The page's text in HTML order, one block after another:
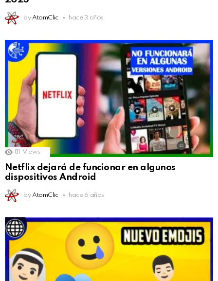
by AtomClic hace 3 años
81 Views
Netflix dejará de funcionar en algunos
dispositivos Android
by AtomClic hace 6 años